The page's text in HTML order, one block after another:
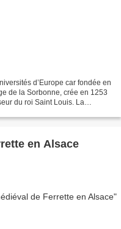
d’Europe car fondée en
de la Sorbonne, crée en 1253
du roi Saint Louis. La
en Alsace